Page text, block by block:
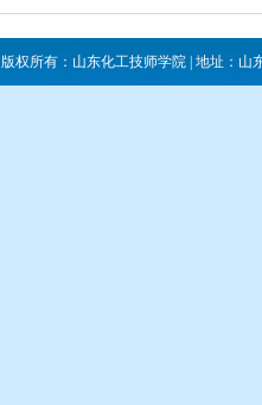
版权所有：山东化工技师学院 | 地址：山